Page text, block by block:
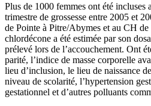
Plus de 1000 femmes ont été incluses
trimestre de grossesse entre 2005 et
de Pointe à Pitre/Abymes et au CH de
chlordécone a été estimée par son
prélevé lors de l’accouchement. Ont
parité, l’indice de masse corporelle
lieu d’inclusion, le lieu de naissance
niveau de scolarité, l’hypertension
gestationnel et d’autres polluants